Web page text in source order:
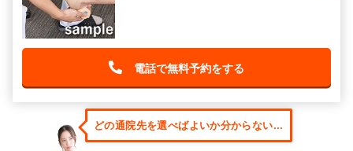
電話で無料予約をする
どの通院先を選べばよいか分からない...